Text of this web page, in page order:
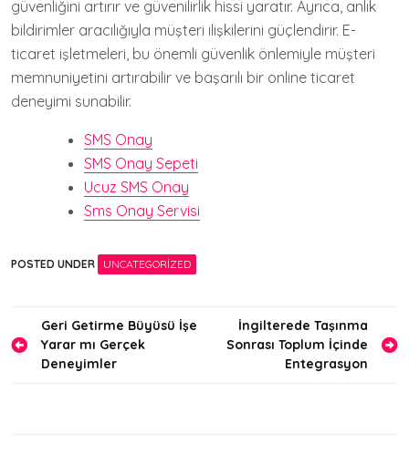
güvenliğini artırır ve güvenilirlik hissi yaratır. Ayrıca, anlık
bildirimler aracılığıyla müşteri ilişkilerini güçlendirir. E-
ticaret işletmeleri, bu önemli güvenlik önlemiyle müşteri
memnuniyetini artırabilir ve başarılı bir online ticaret
deneyimi sunabilir.
SMS Onay
SMS Onay Sepeti
Ucuz SMS Onay
Sms Onay Servisi
POSTED UNDER UNCATEGORIZED
Yazı
gezinmesi
Geri Getirme Büyüsü İşe
Yarar mı Gerçek
Deneyimler
İngilterede Taşınma
Sonrası Toplum İçinde
Entegrasyon